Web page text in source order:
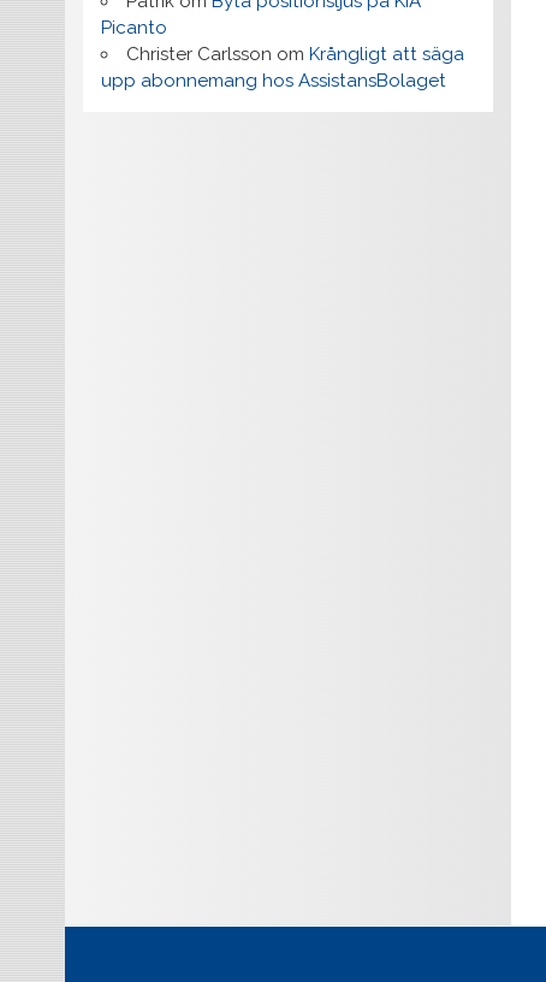
Picanto
Christer Carlsson omKrångligt att säga
upp abonnemang hos AssistansBolaget